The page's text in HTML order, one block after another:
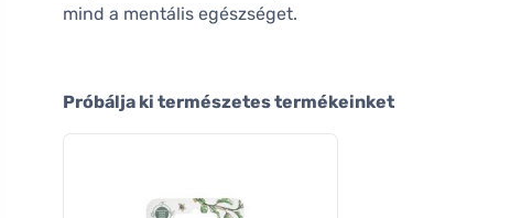
mind a mentális egészséget.
Próbálja ki természetes termékeinket